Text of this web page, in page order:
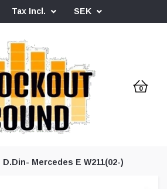
Tax Incl. SEK
0
D.Din- Mercedes E W211(02-)